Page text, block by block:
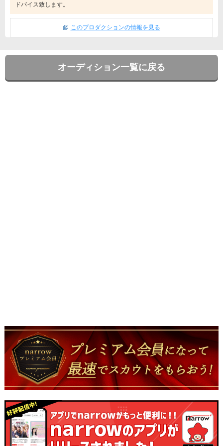
ドバイス致します。
このプロダクションの情報を見る
オーディション一覧に戻る